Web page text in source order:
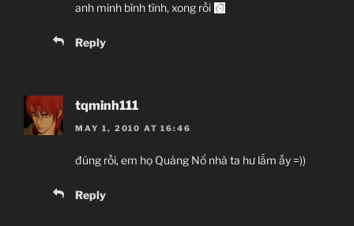
anh minh bình tĩnh, xong rồi
Reply
tqminh111
MAY 1, 2010 AT 16:46
đúng rồi, em họ Quảng Nổ nhà ta hư lắm ấy =))
Reply